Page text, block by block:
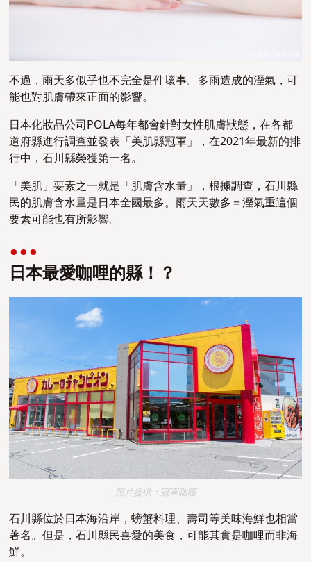
不過，雨天多似乎也不完全是件壞事。多雨造成的溼氣，可
能也對肌膚帶來正面的影響。
日本化妝品公司POLA每年都會針對女性肌膚狀態，在各都
道府縣進行調查並發表「美肌縣冠軍」，在2021年最新的排
行中，石川縣榮獲第一名。
「美肌」要素之一就是「肌膚含水量」，根據調查，石川縣
民的肌膚含水量是日本全國最多。雨天天數多＝溼氣重這個
要素可能也有所影響。
日本最愛咖哩的縣！？
照片提供：冠軍咖哩
石川縣位於日本海沿岸，螃蟹料理、壽司等美味海鮮也相當
著名。但是，石川縣民喜愛的美食，可能其實是咖哩而非海
鮮。